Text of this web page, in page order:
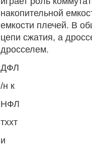
накопительной
емкости плечей. В
цепи сжатия, а
дросселем.
ДФЛ
/н к
НФЛ
тххт
и